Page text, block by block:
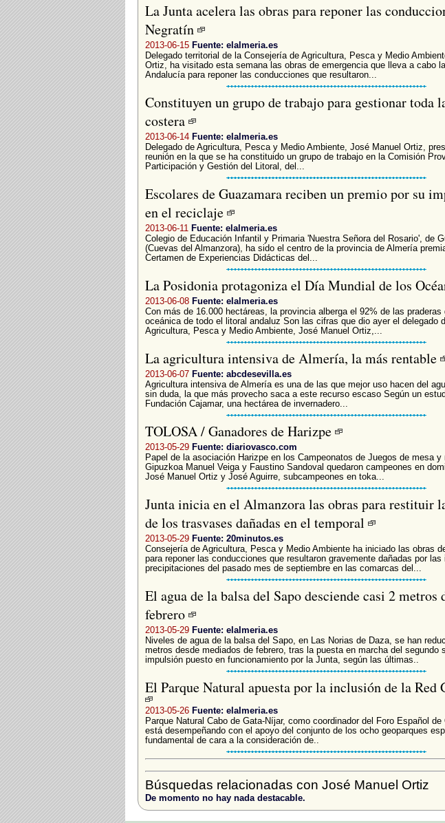
La Junta acelera las obras para reponer las
Negratín
2013-06-15 Fuente: elalmeria.es
Delegado territorial de la Consejería de Agricultura, Pesca y Medio
Ortiz, ha visitado esta semana las obras de emergencia que lleva a cabo
Andalucía para reponer las conducciones que resultaron...
Constituyen un grupo de trabajo para gestionar toda
costera
2013-06-14 Fuente: elalmeria.es
Delegado de Agricultura, Pesca y Medio Ambiente, José Manuel Ortiz,
reunión en la que se ha constituido un grupo de trabajo en la Comisión
Participación y Gestión del Litoral, del...
Escolares de Guazamara reciben un premio por su
en el reciclaje
2013-06-11 Fuente: elalmeria.es
Colegio de Educación Infantil y Primaria 'Nuestra Señora del Rosario', de
(Cuevas del Almanzora), ha sido el centro de la provincia de Almería
Certamen de Experiencias Didácticas del...
La Posidonia protagoniza el Día Mundial de los
2013-06-08 Fuente: elalmeria.es
Con más de 16.000 hectáreas, la provincia alberga el 92% de las praderas
oceánica de todo el litoral andaluz Son las cifras que dio ayer el delegado
Agricultura, Pesca y Medio Ambiente, José Manuel Ortiz,...
La agricultura intensiva de Almería, la más rentable
2013-06-07 Fuente: abcdesevilla.es
Agricultura intensiva de Almería es una de las que mejor uso hacen del
sin duda, la que más provecho saca a este recurso escaso Según un
Fundación Cajamar, una hectárea de invernadero...
TOLOSA / Ganadores de Harizpe
2013-05-29 Fuente: diariovasco.com
Papel de la asociación Harizpe en los Campeonatos de Juegos de mesa y
Gipuzkoa Manuel Veiga y Faustino Sandoval quedaron campeones en
José Manuel Ortiz y José Aguirre, subcampeones en toka...
Junta inicia en el Almanzora las obras para restituir
de los trasvases dañadas en el temporal
2013-05-29 Fuente: 20minutos.es
Consejería de Agricultura, Pesca y Medio Ambiente ha iniciado las obras
para reponer las conducciones que resultaron gravemente dañadas por las
precipitaciones del pasado mes de septiembre en las comarcas del...
El agua de la balsa del Sapo desciende casi 2 metros
febrero
2013-05-29 Fuente: elalmeria.es
Niveles de agua de la balsa del Sapo, en Las Norias de Daza, se han
metros desde mediados de febrero, tras la puesta en marcha del segundo
impulsión puesto en funcionamiento por la Junta, según las últimas..
El Parque Natural apuesta por la inclusión de la Red
2013-05-26 Fuente: elalmeria.es
Parque Natural Cabo de Gata-Níjar, como coordinador del Foro Español de
está desempeñando con el apoyo del conjunto de los ocho geoparques
fundamental de cara a la consideración de..
Búsquedas relacionadas con José Manuel Ortiz
De momento no hay nada destacable.